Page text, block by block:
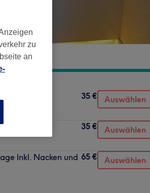
35 € Auswählen
35 € Auswählen
Inkl. Nacken und 65 € Auswählen
zu
an